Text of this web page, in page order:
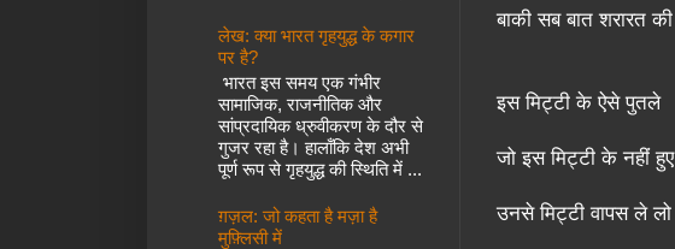
बाकी सब बात शरारत की
इस मिट्टी के ऐसे पुतले
जो इस मिट्टी के नहीं हुए
उनसे मिट्टी वापस ले लो
लेख: क्या भारत गृहयुद्ध के कगार
पर है?
भारत इस समय एक गंभीर
सामाजिक, राजनीतिक और
सांप्रदायिक ध्रुवीकरण के दौर से
गुजर रहा है। हालाँकि देश अभी
पूर्ण रूप से गृहयुद्ध की स्थिति में ...
ग़ज़ल: जो कहता है मज़ा है
मुफ़्लिसी में